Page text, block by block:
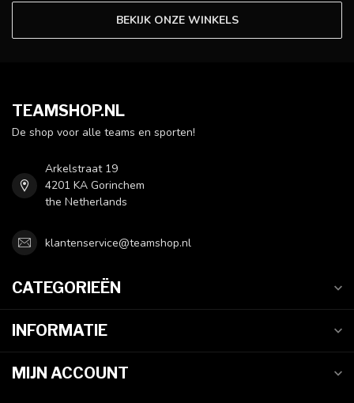
BEKIJK ONZE WINKELS
TEAMSHOP.NL
De shop voor alle teams en sporten!
Arkelstraat 19
4201 KA Gorinchem
the Netherlands
klantenservice@teamshop.nl
CATEGORIEËN
INFORMATIE
MIJN ACCOUNT